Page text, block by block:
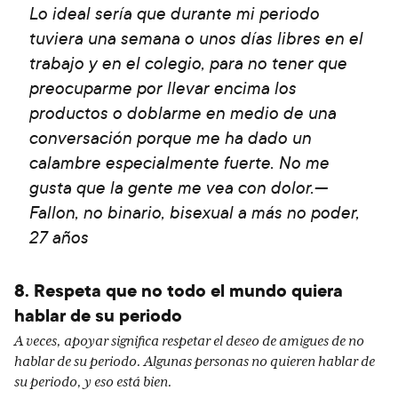
Lo ideal sería que durante mi periodo
tuviera una semana o unos días libres en el
trabajo y en el colegio, para no tener que
preocuparme por llevar encima los
productos o doblarme en medio de una
conversación porque me ha dado un
calambre especialmente fuerte. No me
gusta que la gente me vea con dolor.—
Fallon, no binario, bisexual a más no poder,
27 años
8. Respeta que no todo el mundo quiera
hablar de su periodo
A veces, apoyar significa respetar el deseo de amigues de no
hablar de su periodo. Algunas personas no quieren hablar de
su periodo, y eso está bien.